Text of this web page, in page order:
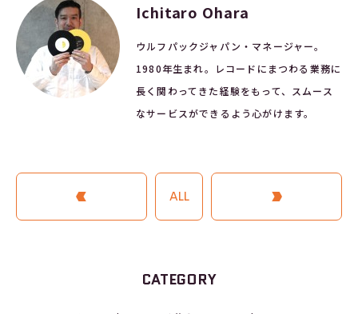
Ichitaro Ohara
ウルフパックジャパン・マネージャー。
1980年生まれ。レコードにまつわる業務に
長く関わってきた経験をもって、スムース
なサービスができるよう心がけます。
PREVIOUS ARTICLE ALL NEXT ARTICLE
CATEGORY